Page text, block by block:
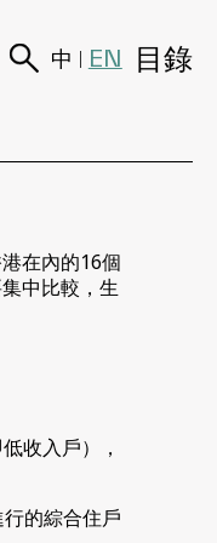
中 | EN 目錄
在內的16個
中比較，生
收入戶），
的綜合住戶